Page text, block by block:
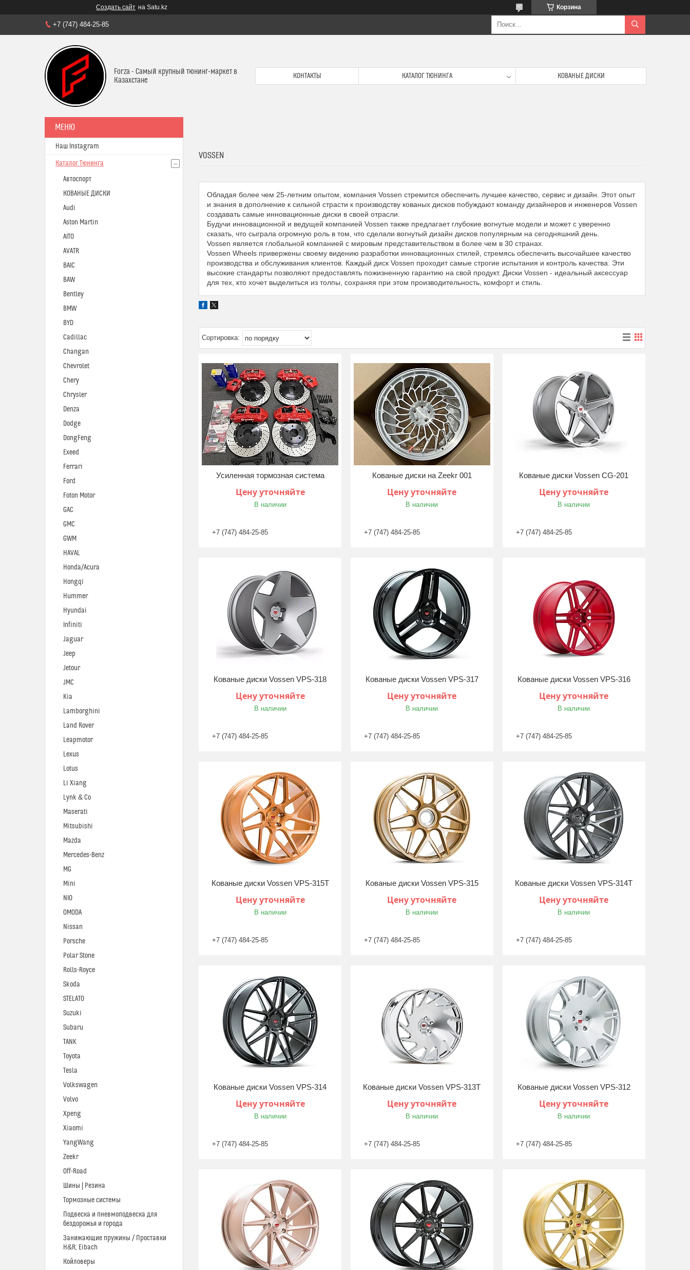
Создать сайт на Satu.kz Корзина
+7 (747) 484-25-85
Forza - Самый крупный тюнинг-маркет в
Казахстане
КОНТАКТЫ КАТАЛОГ ТЮНИНГА КОВАНЫЕ ДИСКИ
VOSSEN
Обладая более чем 25-летним опытом, компания Vossen стремится обеспечить лучшее качество, сервис и дизайн. Этот опыт
и знания в дополнение к сильной страсти к производству кованых дисков побуждают команду дизайнеров и инженеров Vossen
создавать самые инновационные диски в своей отрасли.
Будучи инновационной и ведущей компанией Vossen также предлагает глубокие вогнутые модели и может с уверенно
сказать, что сыграла огромную роль в том, что сделали вогнутый дизайн дисков популярным на сегодняшний день.
Vossen является глобальной компанией с мировым представительством в более чем в 30 странах.
Vossen Wheels привержены своему видению разработки инновационных стилей, стремясь обеспечить высочайшее качество
производства и обслуживания клиентов. Каждый диск Vossen проходит самые строгие испытания и контроль качества. Эти
высокие стандарты позволяют предоставлять пожизненную гарантию на свой продукт. Диски Vossen - идеальный аксессуар
для тех, кто хочет выделиться из толпы, сохраняя при этом производительность, комфорт и стиль.
Усиленная тормозная система
Цену уточняйте
В наличии
+7 (747) 484-25-85
Кованые диски на Zeekr 001
Цену уточняйте
В наличии
+7 (747) 484-25-85
Кованые диски Vossen CG-201
Цену уточняйте
В наличии
+7 (747) 484-25-85
Кованые диски Vossen VPS-318
Цену уточняйте
В наличии
+7 (747) 484-25-85
Кованые диски Vossen VPS-317
Цену уточняйте
В наличии
+7 (747) 484-25-85
Кованые диски Vossen VPS-316
Цену уточняйте
В наличии
+7 (747) 484-25-85
Кованые диски Vossen VPS-315T
Цену уточняйте
В наличии
+7 (747) 484-25-85
Кованые диски Vossen VPS-315
Цену уточняйте
В наличии
+7 (747) 484-25-85
Кованые диски Vossen VPS-314T
Цену уточняйте
В наличии
+7 (747) 484-25-85
Кованые диски Vossen VPS-314
Цену уточняйте
В наличии
+7 (747) 484-25-85
Кованые диски Vossen VPS-313T
Цену уточняйте
В наличии
+7 (747) 484-25-85
Кованые диски Vossen VPS-312
Цену уточняйте
В наличии
+7 (747) 484-25-85
Наш Instagram
Каталог Тюнинга
Автоспорт
КОВАНЫЕ ДИСКИ
Audi
Aston Martin
AITO
AVATR
BAIC
BAW
Bentley
BMW
BYD
Cadillac
Changan
Chevrolet
Chery
Chrysler
Denza
Dodge
DongFeng
Exeed
Ferrari
Ford
Foton Motor
GAC
GMC
GWM
HAVAL
Honda/Acura
Hongqi
Hummer
Hyundai
Infiniti
Jaguar
Jeep
Jetour
JMC
Kia
Lamborghini
Land Rover
Leapmotor
Lexus
Lotus
Li Xiang
Lynk & Co
Maserati
Mitsubishi
Mazda
Mercedes-Benz
MG
Mini
NIO
OMODA
Nissan
Porsche
Polar Stone
Rolls-Royce
Skoda
STELATO
Suzuki
Subaru
TANK
Toyota
Tesla
Volkswagen
Volvo
Xpeng
Xiaomi
YangWang
Zeekr
Off-Road
Шины | Резина
Тормозные системы
Подвеска и пневмоподвеска для
бездорожья и города
Занижающие пружины / Проставки
H&R; Eibach
Койловеры